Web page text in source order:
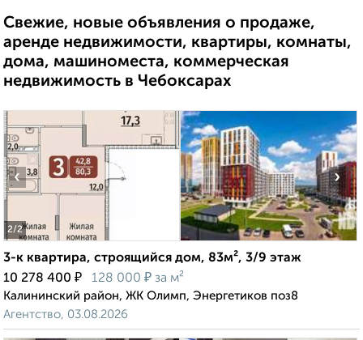
Свежие, новые объявления о продаже,
аренде недвижимости, квартиры, комнаты,
дома, машиноместа, коммерческая
недвижимость в Чебоксарах
2/2
‹ ›
3-к квартира, строящийся дом, 83м², 3/9 этаж
10 278 400 ₽ 128 000 ₽ за м²
Калининский район, ЖК Олимп, Энергетиков поз8
Агентство, 03.08.2026